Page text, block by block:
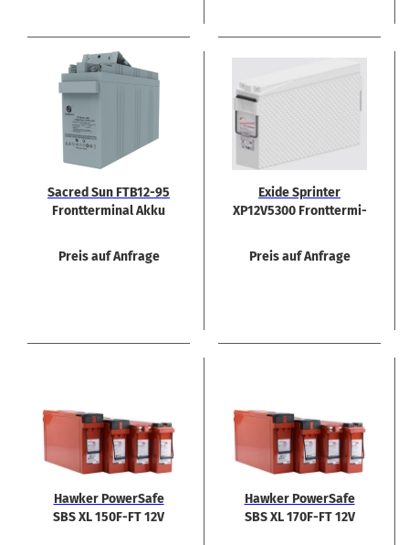
Sa­cred Sun FTB12-​​95
Front­ter­mi­nal Akku
Preis auf Anfrage
Exide Sprin­ter
XP12V5300 Front­ter­mi­
Preis auf Anfrage
Hawker Power­Safe
SBS XL 150F-​FT 12V
Hawker Power­Safe
SBS XL 170F-​FT 12V